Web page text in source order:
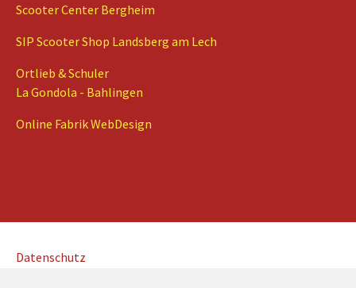
Scooter Center Bergheim
SIP Scooter Shop Landsberg am Lech
Ortlieb & Schuler
La Gondola - Bahlingen
Online Fabrik WebDesign
Datenschutz